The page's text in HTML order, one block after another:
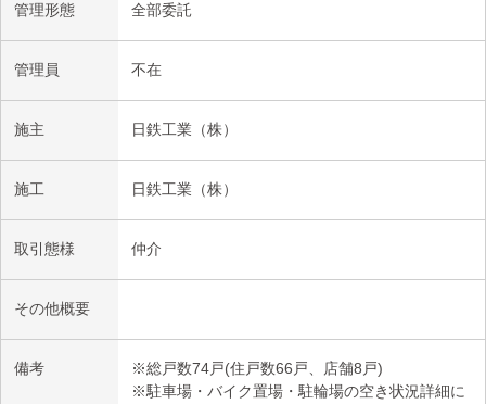
管理形態 全部委託
管理員 不在
施主 日鉄工業（株）
施工 日鉄工業（株）
取引態様 仲介
その他概要
備考
※総戸数74戸(住戸数66戸、店舗8戸)
※駐車場・バイク置場・駐輪場の空き状況詳細に